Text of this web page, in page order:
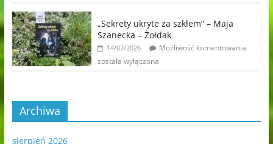
„Sekrety ukryte za szkłem” – Maja
Szanecka – Żołdak
14/07/2026
Możliwość komentowania
została wyłączona
Archiwa
sierpień 2026